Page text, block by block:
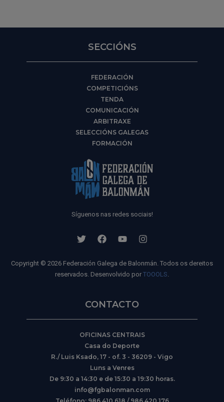
SECCIÓNS
FEDERACIÓN
COMPETICIÓNS
TENDA
COMUNICACIÓN
ARBITRAXE
SELECCIÓNS GALEGAS
FORMACIÓN
Síguenos nas redes sociais!
Copyright © 2026 Federación Galega de Balonmán. Todos os dereitos
reservados. Desenvolvido por TOOOLS.
CONTACTO
OFICINAS CENTRAIS
Casa do Deporte
R./ Luis Ksado, 17 - of. 3 - 36209 - Vigo
Luns a Venres
De 9:30 a 14:30 e de 15:30 a 19:30 horas.
info@fgbalonman.com